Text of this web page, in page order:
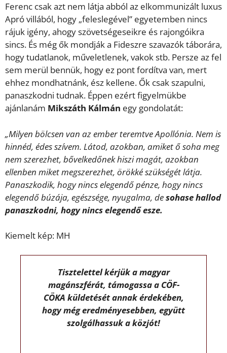
Ferenc csak azt nem látja abból az elkommunizált luxus
Apró villából, hogy „feleslegével” egyetemben nincs
rájuk igény, ahogy szövetségeseikre és rajongóikra
sincs. És még ők mondják a Fideszre szavazók táborára,
hogy tudatlanok, műveletlenek, vakok stb. Persze az fel
sem merül bennük, hogy ez pont fordítva van, mert
ehhez mondhatnánk, ész kellene. Ők csak szapulni,
panaszkodni tudnak. Éppen ezért figyelmükbe
ajánlanám Mikszáth Kálmán egy gondolatát:
„Milyen bölcsen van az ember teremtve Apollónia. Nem is
hinnéd, édes szívem. Látod, azokban, amiket ő soha meg
nem szerezhet, bővelkedőnek hiszi magát, azokban
ellenben miket megszerezhet, örökké szükségét látja.
Panaszkodik, hogy nincs elegendő pénze, hogy nincs
elegendő búzája, egészsége, nyugalma, desohase hallod
panaszkodni, hogy nincs elegendő esze.
Kiemelt kép: MH
Tisztelettel kérjük a magyar
magánszférát, támogassa a CÖF-
CÖKA küldetését annak érdekében,
hogy még eredményesebben, együtt
szolgálhassuk a közjót!